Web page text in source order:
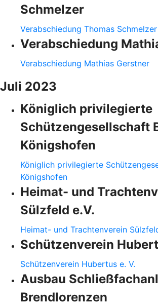
Schmelzer
Verabschiedung Thomas Schmelzer
Verabschiedung
Verabschiedung Mathias Gerstner
Juli 2023
Königlich privilegierte
Schützengesellschaft
Königshofen
Königlich privilegierte
Königshofen
Heimat- und
Sülzfeld e.V.
Heimat- und Trachtenverein
Schützenverein
Schützenverein Hubertus e. V.
Ausbau
Brendlorenzen